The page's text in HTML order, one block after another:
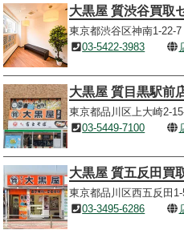
大黒屋 質渋谷買取
東京都渋谷区神南1-22-
03-5422-3983
大黒屋 質目黒駅前
東京都品川区上大崎2-
03-5449-7100
大黒屋 質五反田買
東京都品川区西五反田
03-3495-6286